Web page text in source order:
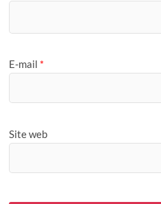
E-mail *
Site web